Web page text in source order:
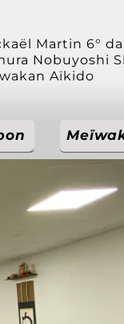
Martin 6°
Nobuyoshi
Aïkido